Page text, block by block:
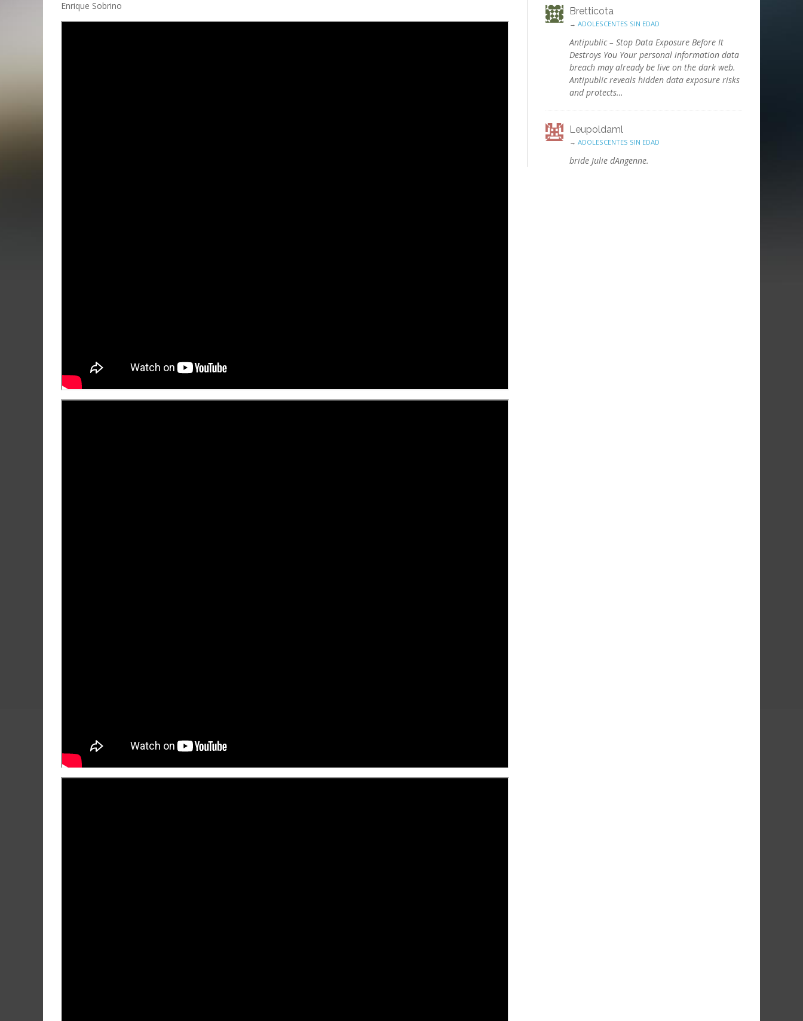
Enrique Sobrino
Bretticota
→ ADOLESCENTES SIN EDAD
Antipublic – Stop Data Exposure Before It
Destroys You Your personal information data
breach may already be live on the dark web.
Antipublic reveals hidden data exposure risks
and protects…
Leupoldaml
→ ADOLESCENTES SIN EDAD
bride Julie dAngenne.